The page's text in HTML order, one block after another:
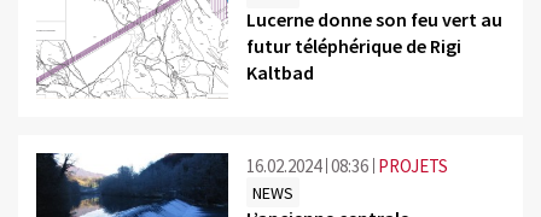
©
Lucerne donne son feu vert au
futur téléphérique de Rigi
Kaltbad
16.02.2024 08:36 PROJETS
NEWS